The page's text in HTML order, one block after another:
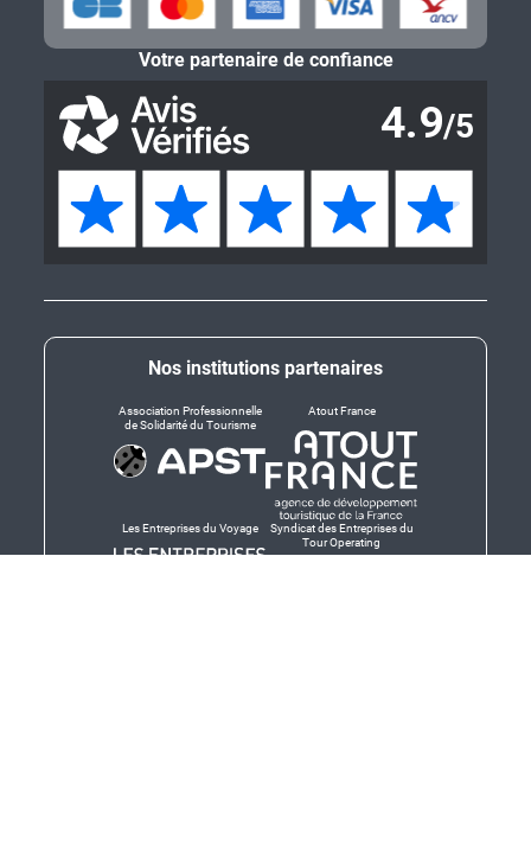
Nos institutions partenaires
Association Professionnelle
de Solidarité du Tourisme
Atout France
Les Entreprises du Voyage
Syndicat des Entreprises du
Tour Operating
Votre partenaire de confiance